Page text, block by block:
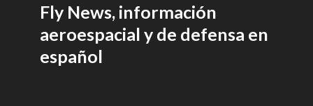
Fly News, información
aeroespacial y de defensa en
español